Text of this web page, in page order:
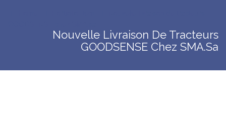
Nouvelle Livraison De Tracteurs
GOODSENSE Chez SMA.sa